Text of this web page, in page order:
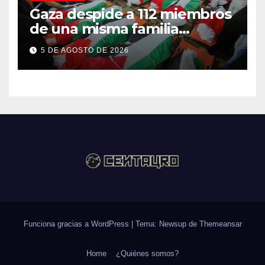
Gaza despide a 112 miembros
de una misma familia
asesinados durante el
genocidio
5 DE AGOSTO DE 2026
Funciona gracias a WordPress Tema: Newsup de Themeansar
Home ¿Quiénes somos?